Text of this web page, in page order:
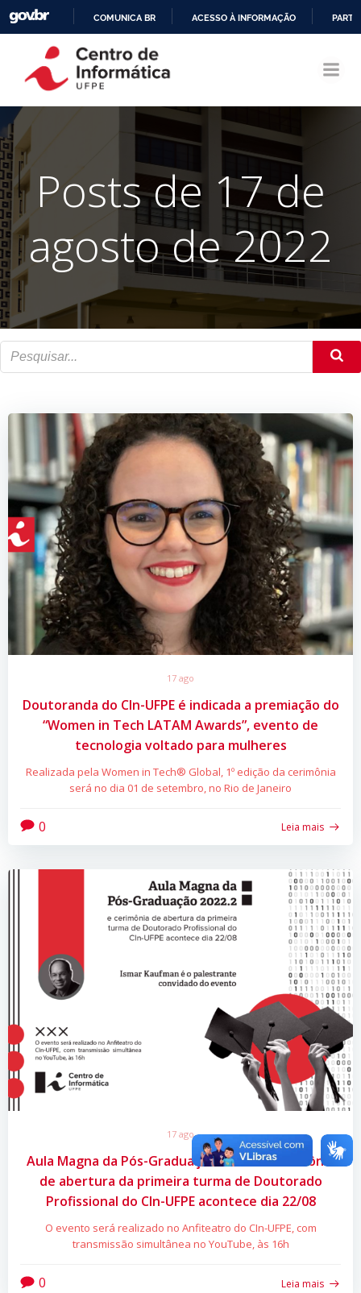
CONTEÚDO
COMUNICA BR ACESSO À INFORMAÇÃO
Posts de 17 de
agosto de 2022
17 ago
Doutoranda do CIn-UFPE é indicada a premiação do
“Women in Tech LATAM Awards”, evento de
tecnologia voltado para mulheres
Realizada pela Women in Tech® Global, 1º edição da cerimônia
será no dia 01 de setembro, no Rio de Janeiro
0 Leia mais
17 ago
Aula Magna da Pós-Graduação 2022.2 e cerimônia
de abertura da primeira turma de Doutorado
Profissional do CIn-UFPE acontece dia 22/08
O evento será realizado no Anfiteatro do CIn-UFPE, com
transmissão simultânea no YouTube, às 16h
0 Leia mais